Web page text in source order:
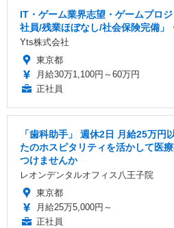
IT・ゲーム業界志望・ゲームプロ
社員/残業ほぼなし/社会保険完備」
Yts株式会社
東京都
月給30万1,100円～60万円
正社員
「歯科助手」 週休2日 ️月給25万円
たのホスピタリティを活かして医
つけませんか
レオンデンタルオフィス八王子院
東京都
月給25万5,000円～
正社員